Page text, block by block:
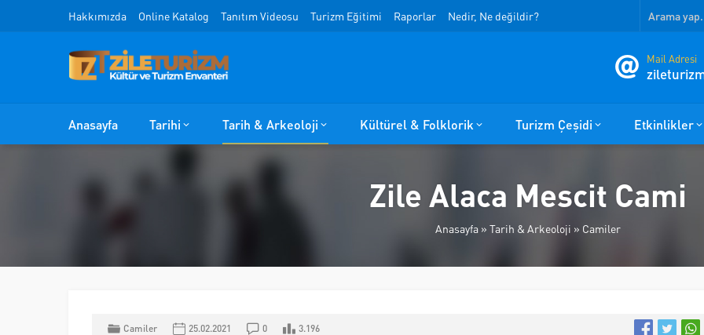
Hakkımızda Online Katalog Tanıtım Videosu Turizm Eğitimi Raporlar Nedir, Ne değildir?
Mail Adresi
Anasayfa Tarihi Tarih & Arkeoloji Kültürel & Folklorik Turizm Çeşidi Etkinlikler
Zile Alaca Mescit Cami
Anasayfa » Tarih & Arkeoloji » Camiler
Camiler 25.02.2021 0 3.196